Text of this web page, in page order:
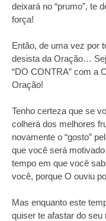
deixará no “prumo”, te
força!
Então, de uma vez por
desista da Oração…
“DO CONTRA” com a
Oração!
Tenho certeza que se
colherá dos melhores
novamente o “gosto”
que você será
tempo em que você
você, porque O ouviu
Mas enquanto este
quiser te afastar do